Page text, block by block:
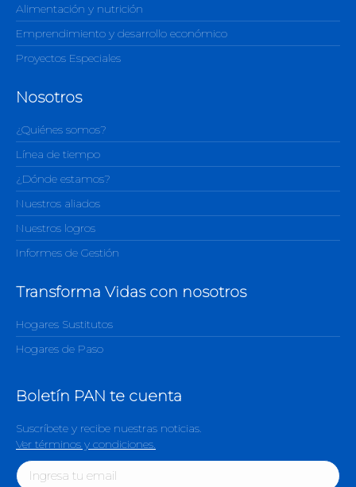
Alimentación y nutrición
Emprendimiento y desarrollo económico
Proyectos Especiales
Nosotros
¿Quiénes somos?
Línea de tiempo
¿Dónde estamos?
Nuestros aliados
Nuestros logros
Informes de Gestión
Transforma Vidas con nosotros
Hogares Sustitutos
Hogares de Paso
Boletín PAN te cuenta
Suscríbete y recibe nuestras noticias.
Ver términos y condiciones.